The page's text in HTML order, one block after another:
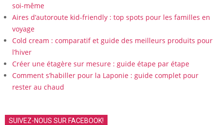
soi-même
Aires d’autoroute kid-friendly : top spots pour les familles en
voyage
Cold cream : comparatif et guide des meilleurs produits pour
l’hiver
Créer une étagère sur mesure : guide étape par étape
Comment s’habiller pour la Laponie : guide complet pour
rester au chaud
SUIVEZ-NOUS SUR FACEBOOK!